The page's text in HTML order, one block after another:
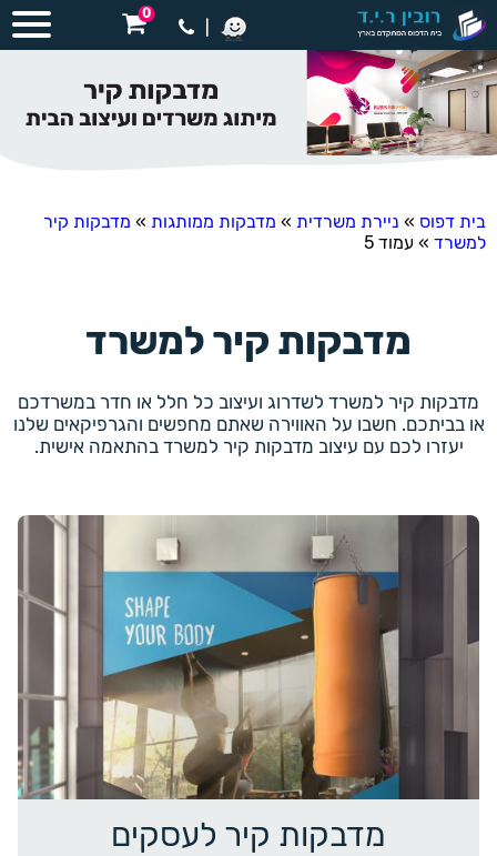
0
בית דפוס » ניירת משרדית » מדבקות ממותגות » מדבקות קיר
למשרד » עמוד 5
מדבקות קיר למשרד
מדבקות קיר למשרד לשדרוג ועיצוב כל חלל או חדר במשרדכם
או בביתכם. חשבו על האווירה שאתם מחפשים והגרפיקאים שלנו
יעזרו לכם עם עיצוב מדבקות קיר למשרד בהתאמה אישית.
מדבקות קיר לעסקים